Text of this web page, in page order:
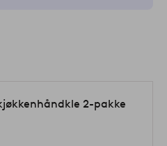
2-pakke